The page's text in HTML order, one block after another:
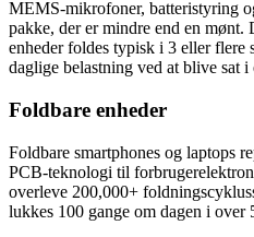
MEMS-mikrofoner, batteristyring
pakke, der er mindre end en mønt.
enheder foldes typisk i 3 eller flere
daglige belastning ved at blive sat
Foldbare enheder
Foldbare smartphones og laptops
PCB-teknologi til
overleve 200,000+
lukkes 100 gange om dagen i over